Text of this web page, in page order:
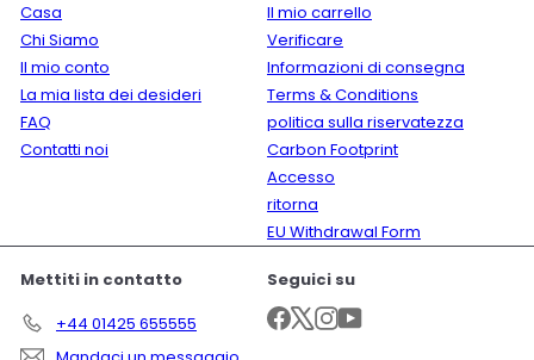
Casa
Chi Siamo
Il mio conto
La mia lista dei desideri
FAQ
Contatti noi
Il mio carrello
Verificare
Informazioni di consegna
Terms & Conditions
politica sulla riservatezza
Carbon Footprint
Accesso
ritorna
EU Withdrawal Form
Mettiti in contatto
+44 01425 655555
Seguici su
Facebook
X Instagram
YouTube